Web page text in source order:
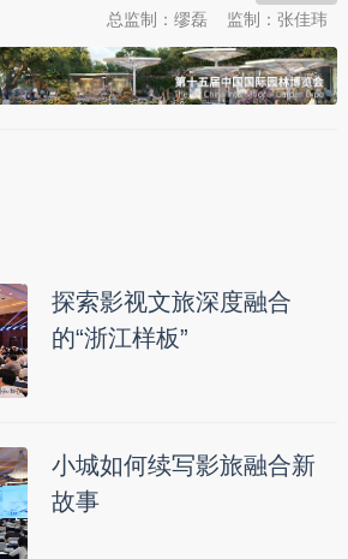
监制：张佳玮
总监制：缪磊
探索影视文旅深度融合
的“浙江样板”
小城如何续写影旅融合新
故事